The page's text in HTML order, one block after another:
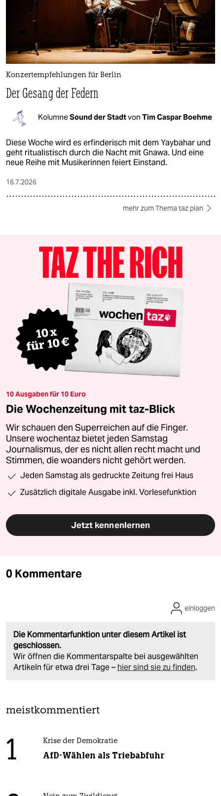
Konzertempfehlungen für Berlin
Der Gesang der Federn
KolumneSound der Stadtvon Tim Caspar Boehme
Diese Woche wird es erfinderisch mit dem Yaybahar und
geht ritualistisch durch die Nacht mit Gnawa. Und eine
neue Reihe mit Musikerinnen feiert Einstand.
16.7.2026
mehr zum Thema taz plan
10 Ausgaben für 10 Euro
Die Wochenzeitung mit taz-Blick
Wir schauen den Superreichen auf die Finger.
Unsere wochentaz bietet jeden Samstag
Journalismus, der es nicht allen recht macht und
Stimmen, die woanders nicht gehört werden.
Jeden Samstag als gedruckte Zeitung frei Haus
Zusätzlich digitale Ausgabe inkl. Vorlesefunktion
Jetzt kennenlernen
0 Kommentare
Die Kommentarfunktion unter diesem Artikel ist
geschlossen.
Wir öffnen die Kommentarspalte bei ausgewählten
Artikeln für etwa drei Tage – hier sind sie zu finden.
einloggen
meistkommentiert
1 Krise der Demokratie
AfD-Wählen als Triebabfuhr